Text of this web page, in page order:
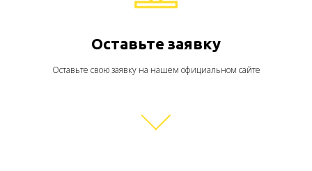
Оставьте заявку
Оставьте свою заявку на нашем официальном сайте